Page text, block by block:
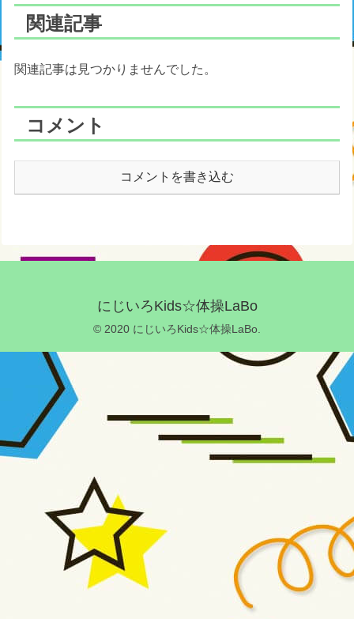
関連記事
関連記事は見つかりませんでした。
コメント
コメントを書き込む
にじいろKids☆体操LaBo
© 2020 にじいろKids☆体操LaBo.